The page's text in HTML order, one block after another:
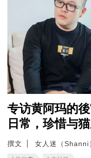
专访黄阿玛的
日常，珍惜与
撰文 女人迷（Shanni